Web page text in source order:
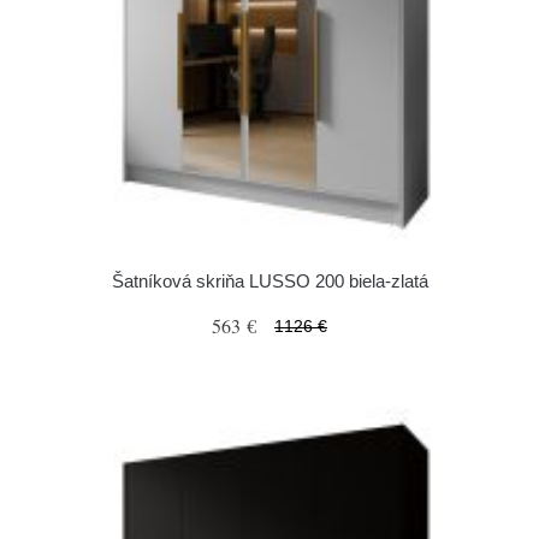
Šatníková skriňa LUSSO 200 biela-zlatá
563 € 1126 €